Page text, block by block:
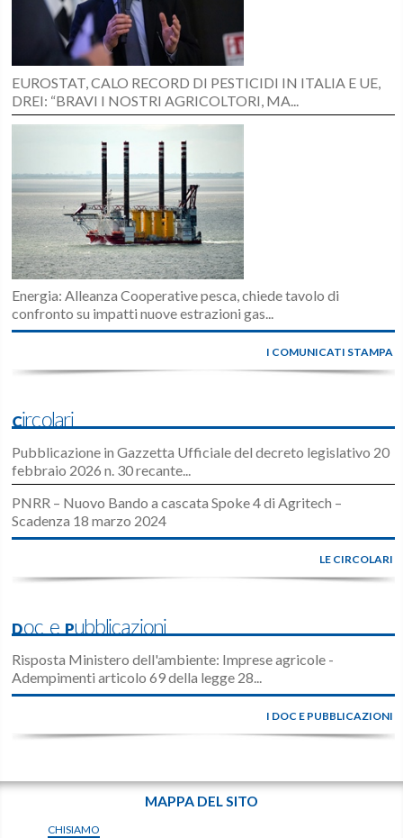
EUROSTAT, CALO RECORD DI PESTICIDI IN ITALIA E UE,
DREI: “BRAVI I NOSTRI AGRICOLTORI, MA...
Energia: Alleanza Cooperative pesca, chiede tavolo di
confronto su impatti nuove estrazioni gas...
I COMUNICATI STAMPA
Circolari
Pubblicazione in Gazzetta Ufficiale del decreto legislativo 20
febbraio 2026 n. 30 recante...
PNRR – Nuovo Bando a cascata Spoke 4 di Agritech –
Scadenza 18 marzo 2024
LE CIRCOLARI
Doc e Pubblicazioni
Risposta Ministero dell'ambiente: Imprese agricole -
Adempimenti articolo 69 della legge 28...
I DOC E PUBBLICAZIONI
MAPPA DEL SITO
CHISIAMO